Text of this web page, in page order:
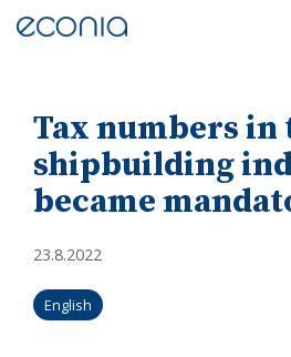
to
Tax numbers in
shipbuilding
became
23.8.2022
English